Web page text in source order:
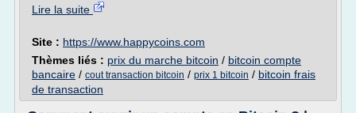
Lire la suite
Site : https://www.happycoins.com
Thèmes liés : prix du marche bitcoin / bitcoin compte
bancaire / cout transaction bitcoin / prix 1 bitcoin / bitcoin frais
de transaction